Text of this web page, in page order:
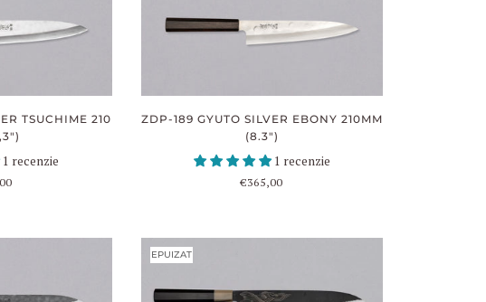
TSUCHIME 210
1 recenzie
ZDP-189 GYUTO SILVER EBONY 210MM
(8.3")
1 recenzie
€365,00
EPUIZAT